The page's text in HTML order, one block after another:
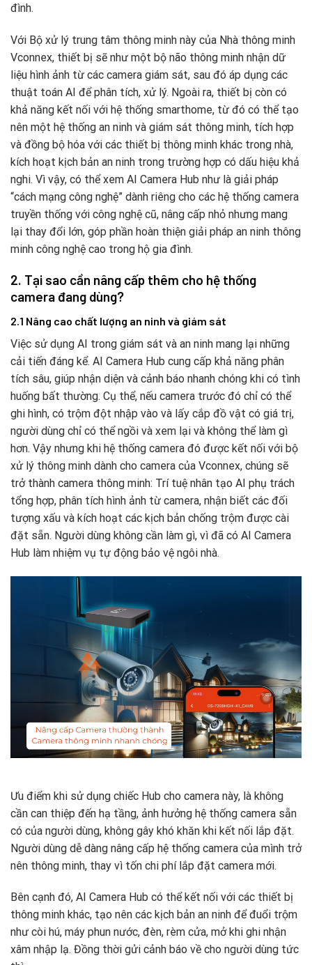
đình.
Với Bộ xử lý trung tâm thông minh này của Nhà thông minh
Vconnex, thiết bị sẽ như một bộ não thông minh nhận dữ
liệu hình ảnh từ các camera giám sát, sau đó áp dụng các
thuật toán AI để phân tích, xử lý. Ngoài ra, thiết bị còn có
khả năng kết nối với hệ thống smarthome, từ đó có thể tạo
nên một hệ thống an ninh và giám sát thông minh, tích hợp
và đồng bộ hóa với các thiết bị thông minh khác trong nhà,
kích hoạt kịch bản an ninh trong trường hợp có dấu hiệu khả
nghi. Vì vậy, có thể xem AI Camera Hub như là giải pháp
“cách mạng công nghệ” dành riêng cho các hệ thống camera
truyền thống với công nghệ cũ, nâng cấp nhỏ nhưng mang
lại thay đổi lớn, góp phần hoàn thiện giải pháp an ninh thông
minh công nghệ cao trong hộ gia đình.
2. Tại sao cần nâng cấp thêm cho hệ thống
camera đang dùng?
2.1 Nâng cao chất lượng an ninh và giám sát
Việc sử dụng AI trong giám sát và an ninh mang lại những
cải tiến đáng kể. AI Camera Hub cung cấp khả năng phân
tích sâu, giúp nhận diện và cảnh báo nhanh chóng khi có tình
huống bất thường. Cụ thể, nếu camera trước đó chỉ có thể
ghi hình, có trộm đột nhập vào và lấy cắp đồ vật có giá trị,
người dùng chỉ có thể ngồi và xem lại và không thể làm gì
hơn. Vậy nhưng khi hệ thống camera đó được kết nối với bộ
xử lý thông minh dành cho camera của Vconnex, chúng sẽ
trở thành camera thông minh: Trí tuệ nhân tạo AI phụ trách
tổng hợp, phân tích hình ảnh từ camera, nhận biết các đối
tượng xấu và kích hoạt các kịch bản chống trộm được cài
đặt sẵn. Người dùng không cần làm gì, vì đã có AI Camera
Hub làm nhiệm vụ tự động bảo vệ ngôi nhà.
Ưu điểm khi sử dụng chiếc Hub cho camera này, là không
cần can thiệp đến hạ tầng, ảnh hưởng hệ thống camera sẵn
có của người dùng, không gây khó khăn khi kết nối lắp đặt.
Người dùng dễ dàng nâng cấp hệ thống camera của mình trở
nên thông minh, thay vì tốn chi phí lắp đặt camera mới.
Bên cạnh đó, AI Camera Hub có thể kết nối với các thiết bị
thông minh khác, tạo nên các kịch bản an ninh để đuổi trộm
như còi hú, máy phun nước, đèn, rèm cửa, mở khi ghi nhận
xâm nhập lạ. Đồng thời gửi cảnh báo về cho người dùng tức